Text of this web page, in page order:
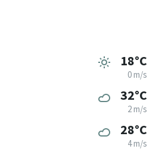
18°C
0 m/s
32°C
2 m/s
28°C
4 m/s